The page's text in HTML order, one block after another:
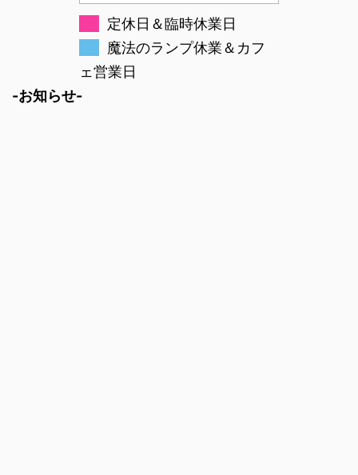
定休日＆臨時休業日
魔法のランプ休業＆カフ
ェ営業日
-お知らせ-